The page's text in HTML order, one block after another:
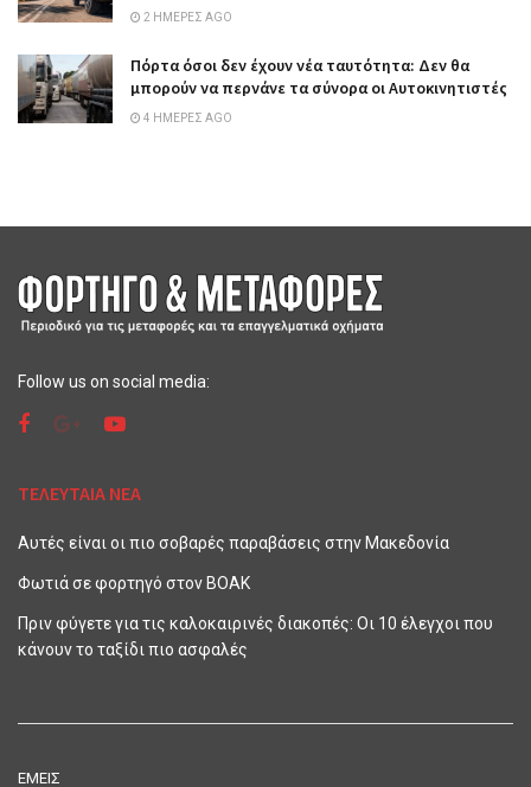
2 ΗΜΈΡΕΣ AGO
Πόρτα όσοι δεν έχουν νέα ταυτότητα: Δεν θα
μπορούν να περνάνε τα σύνορα οι Αυτοκινητιστές
4 ΗΜΈΡΕΣ AGO
Follow us on social media:
ΤΕΛΕΥΤΑΙΑ ΝΕΑ
Αυτές είναι οι πιο σοβαρές παραβάσεις στην Μακεδονία
Φωτιά σε φορτηγό στον ΒΟΑΚ
Πριν φύγετε για τις καλοκαιρινές διακοπές: Οι 10 έλεγχοι που
κάνουν το ταξίδι πιο ασφαλές
ΕΜΕΙΣ